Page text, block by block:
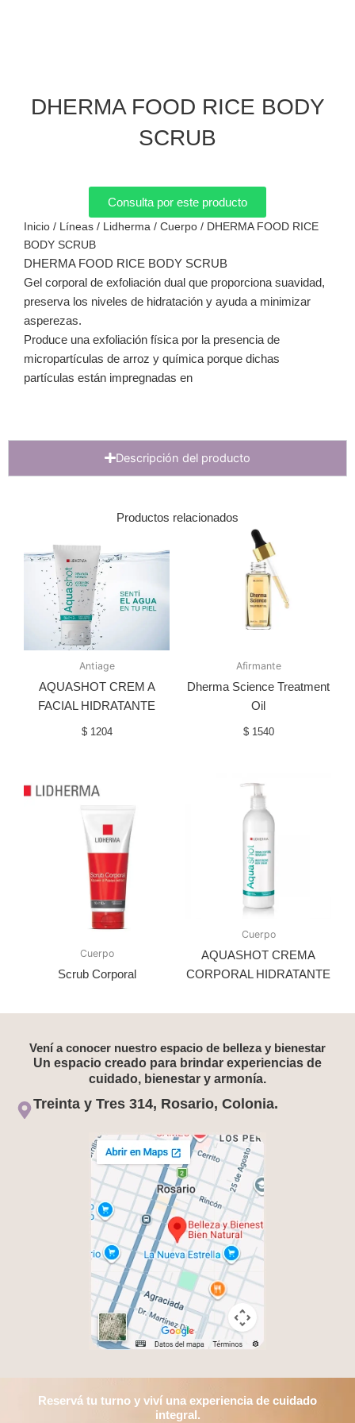
DHERMA FOOD RICE BODY
SCRUB
Consulta por este producto
Inicio / Líneas / Lidherma / Cuerpo / DHERMA FOOD RICE
BODY SCRUB
DHERMA FOOD RICE BODY SCRUB
Gel corporal de exfoliación dual que proporciona suavidad,
preserva los niveles de hidratación y ayuda a minimizar
asperezas.
Produce una exfoliación física por la presencia de
micropartículas de arroz y química porque dichas
partículas están impregnadas en
Descripción del producto
Productos relacionados
Antiage
AQUASHOT CREM A
FACIAL HIDRATANTE
$1204
Afirmante
Dherma Science Treatment
Oil
$1540
Cuerpo
Scrub Corporal
Cuerpo
AQUASHOT CREMA
CORPORAL HIDRATANTE
Vení a conocer nuestro espacio de belleza y bienestar
Un espacio creado para brindar experiencias de
cuidado, bienestar y armonía.
Treinta y Tres 314, Rosario, Colonia.
Reservá tu turno y viví una experiencia de cuidado
integral.